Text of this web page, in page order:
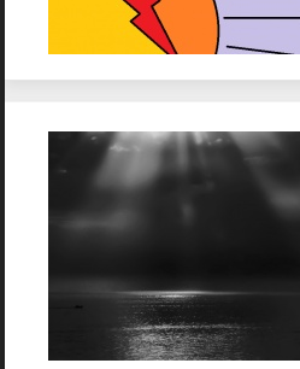
Favorit
Favorit